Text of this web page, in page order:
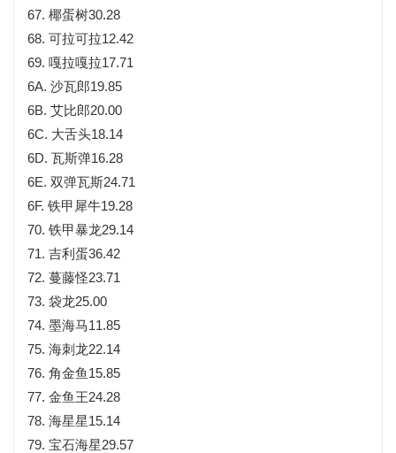
67. 椰蛋树30.28
68. 可拉可拉12.42
69. 嘎拉嘎拉17.71
6A. 沙瓦郎19.85
6B. 艾比郎20.00
6C. 大舌头18.14
6D. 瓦斯弹16.28
6E. 双弹瓦斯24.71
6F. 铁甲犀牛19.28
70. 铁甲暴龙29.14
71. 吉利蛋36.42
72. 蔓藤怪23.71
73. 袋龙25.00
74. 墨海马11.85
75. 海刺龙22.14
76. 角金鱼15.85
77. 金鱼王24.28
78. 海星星15.14
79. 宝石海星29.57